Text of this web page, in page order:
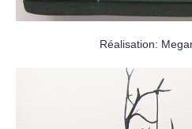
Réalisation: